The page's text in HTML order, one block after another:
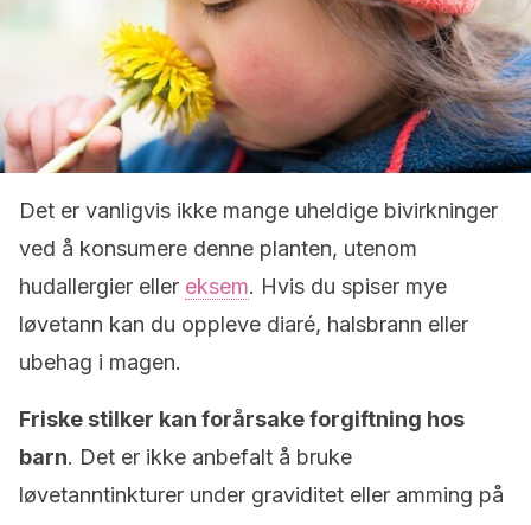
Det er vanligvis ikke mange uheldige bivirkninger
ved å konsumere denne planten, utenom
hudallergier eller eksem. Hvis du spiser mye
løvetann kan du oppleve diaré, halsbrann eller
ubehag i magen.
Friske stilker kan forårsake forgiftning hos
barn. Det er ikke anbefalt å bruke
løvetanntinkturer under graviditet eller amming på